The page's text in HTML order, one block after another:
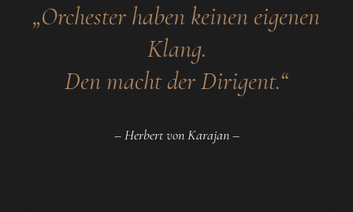
„Orchester haben keinen eigenen
Klang.
Den macht der Dirigent.“
– Herbert von Karajan –